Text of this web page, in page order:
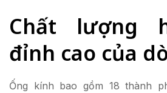
Chất lượng
đỉnh cao của
Ống kính bao gồm 18 thành